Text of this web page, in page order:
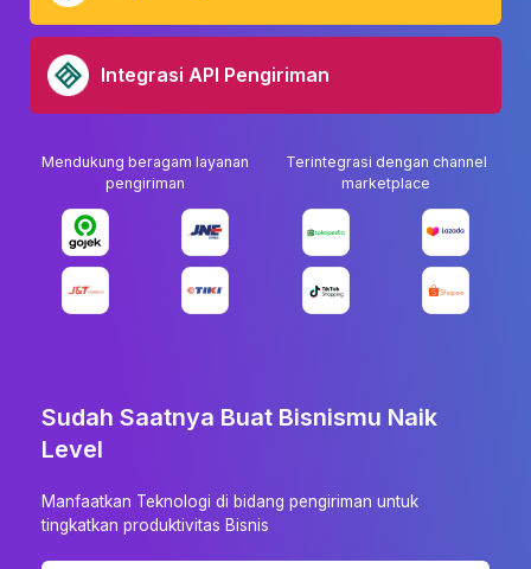
Integrasi API Pengiriman
Mendukung beragam layanan
pengiriman
Terintegrasi dengan channel
marketplace
Sudah Saatnya Buat Bisnismu Naik
Level
Manfaatkan Teknologi di bidang pengiriman untuk
tingkatkan produktivitas Bisnis